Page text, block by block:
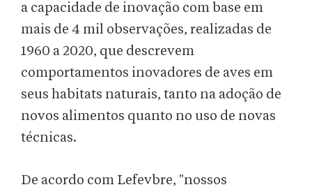
a capacidade de inovação com base em
mais de 4 mil observações, realizadas de
1960 a 2020, que descrevem
comportamentos inovadores de aves em
seus habitats naturais, tanto na adoção de
novos alimentos quanto no uso de novas
técnicas.
De acordo com Lefevbre, "nossos